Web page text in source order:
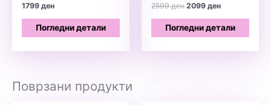
1799ден
Погледни детали
2599денOriginal
was:
2599 ден.
2099денCurrent
is:
Погледни детали
Поврзани продукти